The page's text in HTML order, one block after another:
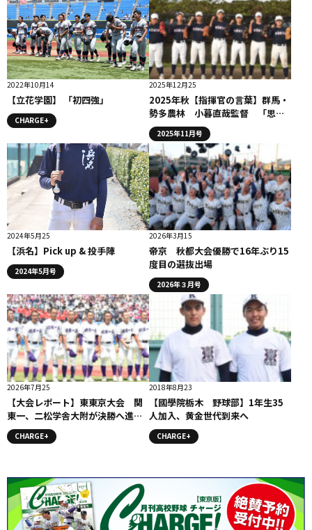
2022年10月14
【立花学園】 「初四強」
CHARGE+
2025年12月25
2025年秋【指揮官の言葉】群馬・
勢多農林 小暮直哉監督 「思考
自走野球」 指揮官が目指す指導
とは？
2025年11月号
2024年5月25
【浜名】Pick up & 投手陣
2024年5月号
2026年3月15
帝京 秋都大会優勝で16年ぶり15
度目の選抜出場
2026年３月号
2026年7月25
【大会レポート】東東京大会 関
東一、二松学舎大附が決勝へ進
出。３連覇を狙うと関東一と４年
ぶり奪還を目指す二松学舎大附が
CHARGE+
2018年8月23
【國學院栃木 野球部】1年生35
人加入、黄金世代到来へ
CHARGE+